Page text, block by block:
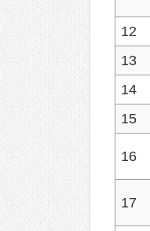
12
13
14
15
16
17